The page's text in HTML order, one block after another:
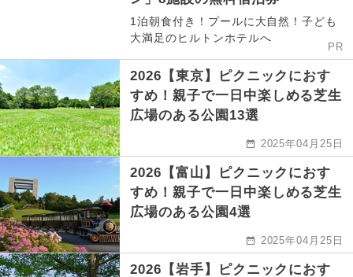
1泊朝食付き！プールに大自然！子ども
大満足のヒルトンホテルへ
PR
2026【東京】ピクニックにおす
すめ！親子で一日中楽しめる芝生
広場のある公園13選
2025年04月25日
2026【富山】ピクニックにおす
すめ！親子で一日中楽しめる芝生
広場のある公園4選
2025年04月25日
2026【岩手】ピクニックにおす